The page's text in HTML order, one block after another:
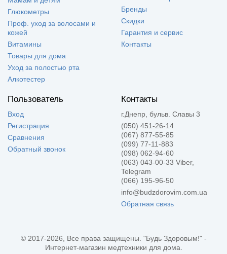
Глюкометры
Проф. уход за волосами и
кожей
Витамины
Товары для дома
Уход за полостью рта
Алкотестер
Бренды
Скидки
Гарантия и сервис
Контакты
Пользователь
Вход
Регистрация
Сравнения
Обратный звонок
Контакты
г.Днепр, бульв. Славы 3
(050) 451-26-14
(067) 877-55-85
(099) 77-11-883
(098) 062-94-60
(063) 043-00-33 Viber,
Telegram
(066) 195-96-50
info@budzdorovim.com.ua
Обратная связь
© 2017-2026, Все права защищены. "Будь Здоровым!" -
Интернет-магазин медтехники для дома.